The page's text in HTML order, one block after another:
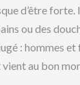
d’être
ou des
: hommes
au bon